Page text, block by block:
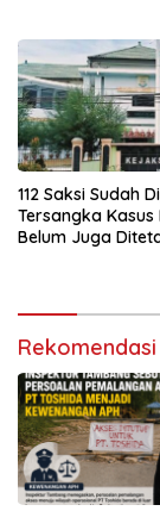
112 Saksi Sudah
Tersangka Kasus
Belum Juga